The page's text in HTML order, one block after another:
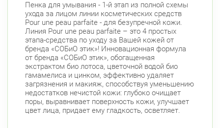
Пенка для умывания - 1-й этап из полной схемы
ухода за лицом линии косметических средств
Pour une peau parfaite - для безупречной кожи.
Линия Pour une peau parfaite – это 4 простых
этапа-средства по уходу за Вашей кожей от
бренда «СОБиО этик»! Инновационная формула
от бренда «СОБиО этик», обогащенная
экстрактом био лотоса, цветочной водой био
гамамелиса и цинком, эффективно удаляет
загрязнения и макияж, способствуя уменьшению
недостатков нечистой кожи: глубоко очищает
поры, выравнивает поверхность кожи, улучшает
цвет лица, придает ему гладкость, осветляет.